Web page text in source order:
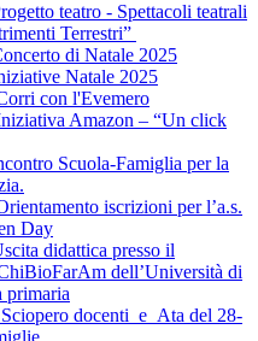
teatro - Spettacoli teatrali
Terrestri”
di Natale 2025
Natale 2025
con l'Evemero
Amazon – “Un click
Scuola-Famiglia per la
iscrizioni per l’a.s.
Day
didattica presso il
dell’Università di
primaria
docenti_e_Ata del 28-